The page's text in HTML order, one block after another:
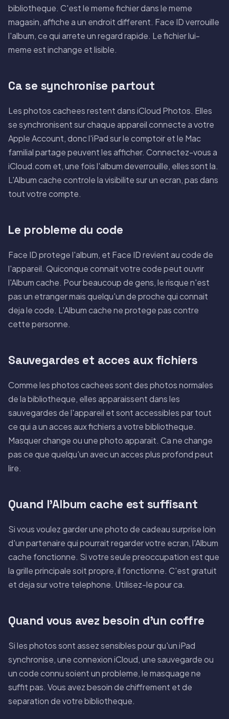
bibliotheque. C'est le meme fichier dans le meme
magasin, affiche a un endroit different. Face ID verrouille
l'album, ce qui arrete un regard rapide. Le fichier lui-
meme est inchange et lisible.
Ca se synchronise partout
Les photos cachees restent dans iCloud Photos. Elles
se synchronisent sur chaque appareil connecte a votre
Apple Account, donc l'iPad sur le comptoir et le Mac
familial partage peuvent les afficher. Connectez-vous a
iCloud.com et, une fois l'album deverrouille, elles sont la.
L'Album cache controle la visibilite sur un ecran, pas dans
tout votre compte.
Le probleme du code
Face ID protege l'album, et Face ID revient au code de
l'appareil. Quiconque connait votre code peut ouvrir
l'Album cache. Pour beaucoup de gens, le risque n'est
pas un etranger mais quelqu'un de proche qui connait
deja le code. L'Album cache ne protege pas contre
cette personne.
Sauvegardes et acces aux fichiers
Comme les photos cachees sont des photos normales
de la bibliotheque, elles apparaissent dans les
sauvegardes de l'appareil et sont accessibles par tout
ce qui a un acces aux fichiers a votre bibliotheque.
Masquer change ou une photo apparait. Ca ne change
pas ce que quelqu'un avec un acces plus profond peut
lire.
Quand l'Album cache est suffisant
Si vous voulez garder une photo de cadeau surprise loin
d'un partenaire qui pourrait regarder votre ecran, l'Album
cache fonctionne. Si votre seule preoccupation est que
la grille principale soit propre, il fonctionne. C'est gratuit
et deja sur votre telephone. Utilisez-le pour ca.
Quand vous avez besoin d'un coffre
Si les photos sont assez sensibles pour qu'un iPad
synchronise, une connexion iCloud, une sauvegarde ou
un code connu soient un probleme, le masquage ne
suffit pas. Vous avez besoin de chiffrement et de
separation de votre bibliotheque.